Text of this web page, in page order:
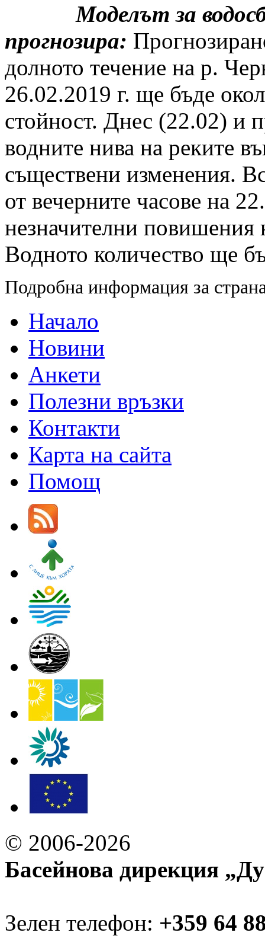
Моделът за
прогнозира:
долното течение на р.
26.02.2019 г. ще бъде
стойност. Днес (22.02) и
водните нива на реките
съществени изменения.
от вечерните часове на
незначителни повишения
Водното количество ще
Подробна информация за
Начало
Новини
Анкети
Полезни връзки
Контакти
Карта на сайта
Помощ
© 2006-2026
Басейнова дирекция
Зелен телефон: +359 64